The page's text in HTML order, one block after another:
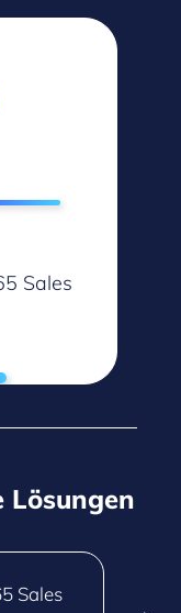
Sales
Lösungen
Sales